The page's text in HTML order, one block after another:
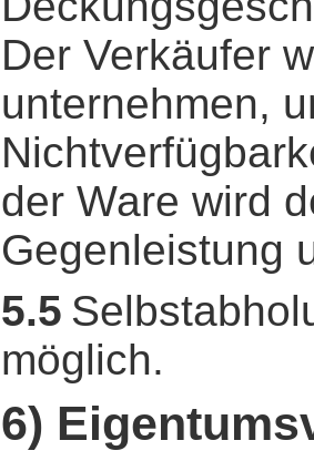
Der Verkäufer
unternehmen,
der Ware wird
Gegenleistung
5.5
möglich.
6)